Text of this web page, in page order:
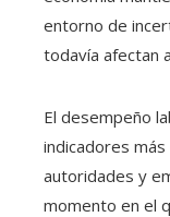
entorno de
todavía afectan
El desempeño
indicadores
autoridades y
momento en el